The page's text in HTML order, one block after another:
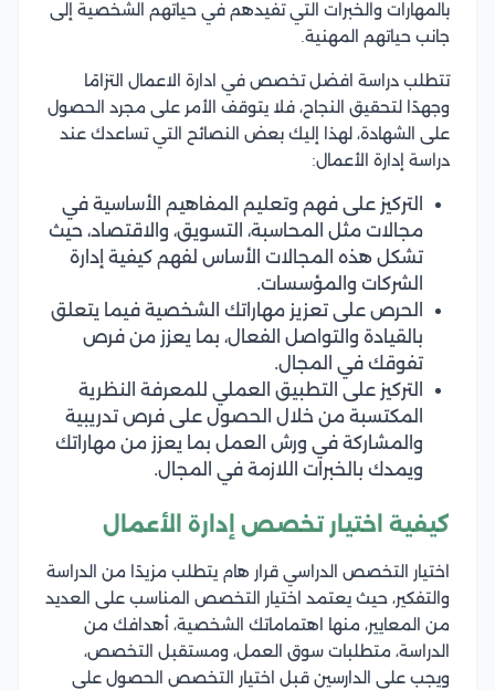
بالمهارات والخبرات التي تفيدهم في حياتهم الشخصية إلى
جانب حياتهم المهنية.
تتطلب دراسة افضل تخصص في ادارة الاعمال التزامًا
وجهدًا لتحقيق النجاح، فلا يتوقف الأمر على مجرد الحصول
على الشهادة، لهذا إليك بعض النصائح التي تساعدك عند
دراسة إدارة الأعمال:
التركيز على فهم وتعليم المفاهيم الأساسية في
مجالات مثل المحاسبة، التسويق، والاقتصاد، حيث
تشكل هذه المجالات الأساس لفهم كيفية إدارة
الشركات والمؤسسات.
الحرص على تعزيز مهاراتك الشخصية فيما يتعلق
بالقيادة والتواصل الفعال، بما يعزز من فرص
تفوقك في المجال.
التركيز على التطبيق العملي للمعرفة النظرية
المكتسبة من خلال الحصول على فرص تدريبية
والمشاركة في ورش العمل بما يعزز من مهاراتك
ويمدك بالخبرات اللازمة في المجال.
كيفية اختيار تخصص إدارة الأعمال
اختيار التخصص الدراسي قرار هام يتطلب مزيدًا من الدراسة
والتفكير، حيث يعتمد اختيار التخصص المناسب على العديد
من المعايير، منها اهتماماتك الشخصية، أهدافك من
الدراسة، متطلبات سوق العمل، ومستقبل التخصص،
ويجب على الدارسين قبل اختيار التخصص الحصول على